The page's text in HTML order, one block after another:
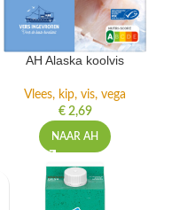
AH Alaska koolvis
Vlees, kip, vis, vega
€2,69
NAAR AH